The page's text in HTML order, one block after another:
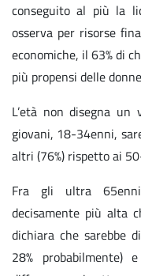
conseguito al più la
osserva per risorse
economiche, il 63% di
più propensi delle
L’età non disegna
giovani, 18-34enni,
altri (76%) rispetto ai
Fra gli ultra
decisamente più alta
dichiara che sarebbe
28% probabilmente)